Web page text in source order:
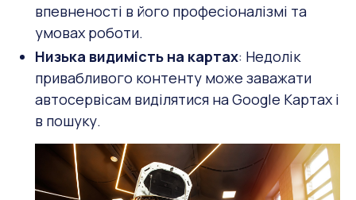
впевненості в його професіоналізмі та
умовах роботи.
Низька видимість на картах: Недолік
привабливого контенту може заважати
автосервісам виділятися на Google Картах і
в пошуку.